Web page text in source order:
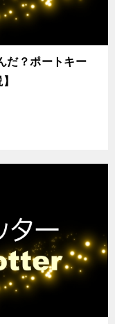
だ？ポートキー